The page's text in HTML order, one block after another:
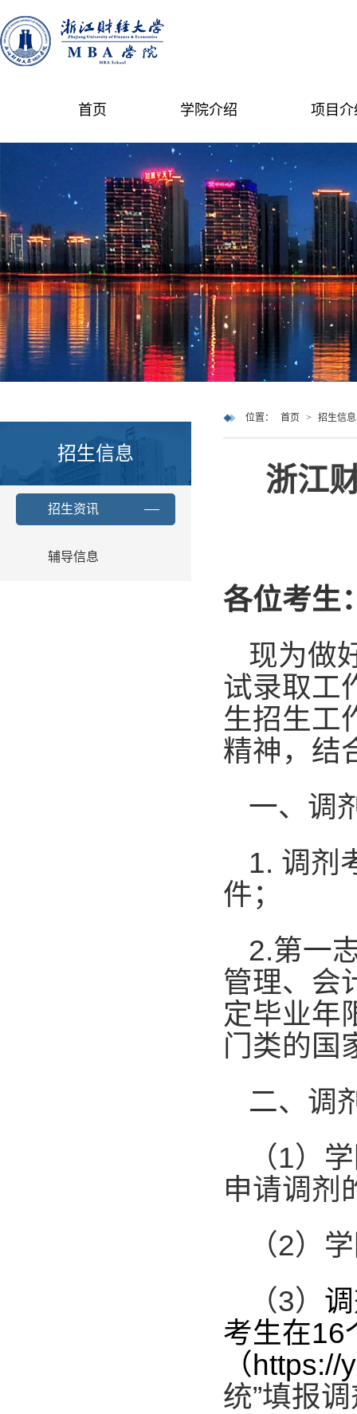
首页 学院介绍 项目介
招生信息
招生资讯
辅导信息
位置： 首页 > 招生信息
浙江
各位考生
现为做
试录取工
生招生工
精神，结
一、调
1. 调剂
件；
2.第一
管理、会
定毕业年
门类的国
二、调
（1）
申请调剂
（2）
（3）
考生在16
（ https://
统”填报